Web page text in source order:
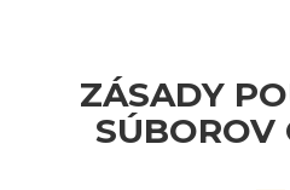
ZÁSADY
SÚBOROV